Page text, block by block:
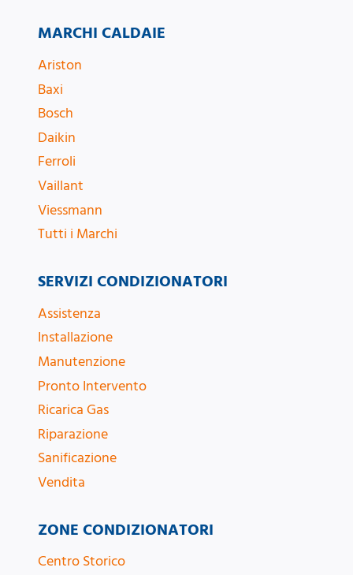
MARCHI CALDAIE
Ariston
Baxi
Bosch
Daikin
Ferroli
Vaillant
Viessmann
Tutti i Marchi
ZONE CONDIZIONATORI
Centro Storico
SERVIZI CONDIZIONATORI
Assistenza
Installazione
Manutenzione
Pronto Intervento
Ricarica Gas
Riparazione
Sanificazione
Vendita